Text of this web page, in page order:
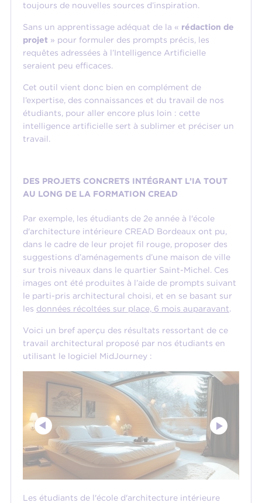
toujours de nouvelles sources d’inspiration.
Sans un apprentissage adéquat de la « rédaction de
projet » pour formuler des prompts précis, les
requêtes adressées à l’Intelligence Artificielle
seraient peu efficaces.
Cet outil vient donc bien en complément de
l’expertise, des connaissances et du travail de nos
étudiants, pour aller encore plus loin : cette
intelligence artificielle sert à sublimer et préciser un
travail.
DES PROJETS CONCRETS INTÉGRANT L’IA TOUT
AU LONG DE LA FORMATION CREAD
Par exemple, les étudiants de 2e année à l'école
d'architecture intérieure CREAD Bordeaux ont pu,
dans le cadre de leur projet fil rouge, proposer des
suggestions d’aménagements d’une maison de ville
sur trois niveaux dans le quartier Saint-Michel. Ces
images ont été produites à l’aide de prompts suivant
le parti-pris architectural choisi, et en se basant sur
les données récoltées sur place, 6 mois auparavant.
Voici un bref aperçu des résultats ressortant de ce
travail architectural proposé par nos étudiants en
utilisant le logiciel MidJourney :
Les étudiants de l'école d'architecture intérieure